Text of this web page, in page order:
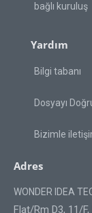
bağlı kuruluş
Yardım
Bilgi tabanı
Dosyayı
Bizimle
Adres
WONDER IDEA
Flat/Rm D3, 11/